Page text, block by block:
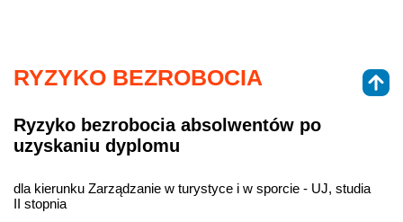
RYZYKO BEZROBOCIA
Ryzyko bezrobocia absolwentów po
uzyskaniu dyplomu
dla kierunku Zarządzanie w turystyce i w sporcie - UJ, studia
II stopnia